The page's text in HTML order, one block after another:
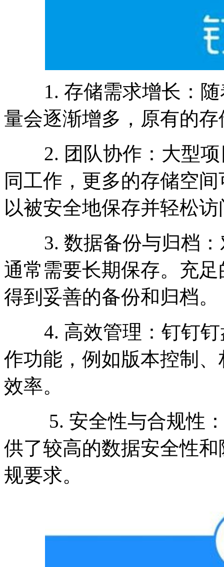
1. 存储需求增长：随
量会逐渐增多，原有的
2. 团队协作：大型项
同工作，更多的存储空
以被安全地保存并轻松访
3. 数据备份与归档：
通常需要长期保存。充
得到妥善的备份和归档。
4. 高效管理：钉钉钉
作功能，例如版本控制
效率。
5. 安全性与合规性：
供了较高的数据安全性
规要求。